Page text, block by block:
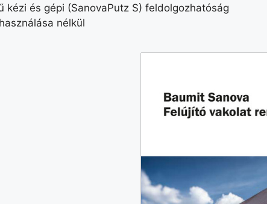
kézi és gépi (SanovaPutz S) feldolgozhatóság
nélkül